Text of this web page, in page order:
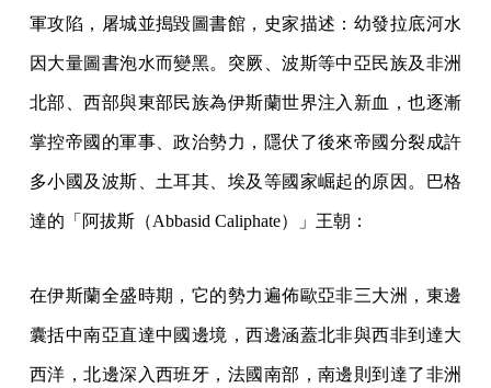
軍攻陷，屠城並搗毀圖書館，史家描述：幼發拉底河水
因大量圖書泡水而變黑。突厥、波斯等中亞民族及非洲
北部、西部與東部民族為伊斯蘭世界注入新血，也逐漸
掌控帝國的軍事、政治勢力，隱伏了後來帝國分裂成許
多小國及波斯、土耳其、埃及等國家崛起的原因。巴格
達的「阿拔斯（Abbasid Caliphate）」王朝：
在伊斯蘭全盛時期，它的勢力遍佈歐亞非三大洲，東邊
囊括中南亞直達中國邊境，西邊涵蓋北非與西非到達大
西洋，北邊深入西班牙，法國南部，南邊則到達了非洲